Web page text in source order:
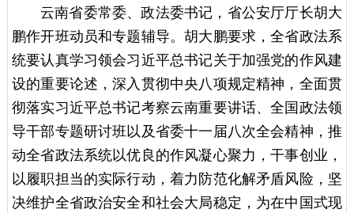
云南省委常委、政法委书记，省公安厅厅长胡大
鹏作开班动员和专题辅导。胡大鹏要求，全省政法系
统要认真学习领会习近平总书记关于加强党的作风建
设的重要论述，深入贯彻中央八项规定精神，全面贯
彻落实习近平总书记考察云南重要讲话、全国政法领
导干部专题研讨班以及省委十一届八次全会精神，推
动全省政法系统以优良的作风凝心聚力，干事创业，
以履职担当的实际行动，着力防范化解矛盾风险，坚
决维护全省政治安全和社会大局稳定，为在中国式现